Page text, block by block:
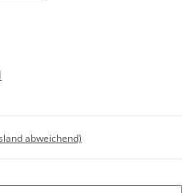
abweichend)